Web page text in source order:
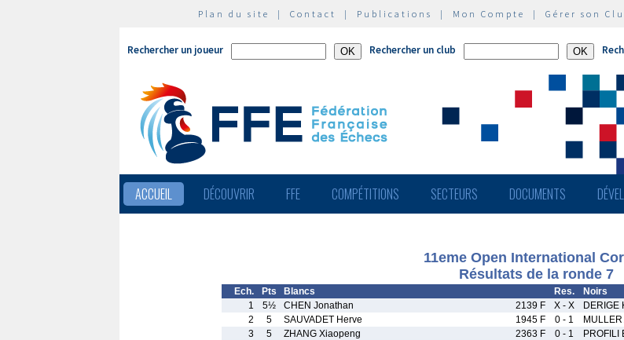
Plan du site | Contact | Publications | Mon Compte | Gérer son
Rechercher un joueur Rechercher un club
ACCUEIL DÉCOUVRIR FFE COMPÉTITIONS SECTEURS DOCUMENTS
11eme Open International
Résultats de la ronde 7
Ech. Pts Blancs Res. Noirs
1
5½ CHEN Jonathan 2139 F X - X DERIGE
2
5 SAUVADET Herve 1945 F 0 - 1
3
5 ZHANG Xiaopeng 2363 F 0 - 1 PROFILI